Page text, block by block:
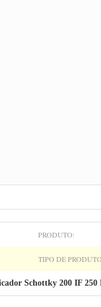
PRODUTO:
TIPO DE
Schottky 200 IF 250